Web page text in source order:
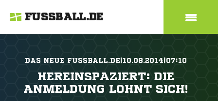
FUSSBALL.DE
DAS NEUE FUSSBALL.DE|10.08.2014|07:10
HEREINSPAZIERT: DIE
ANMELDUNG LOHNT SICH!